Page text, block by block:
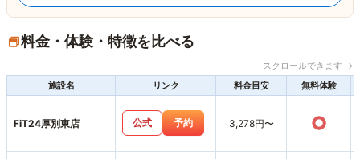
料金・体験・特徴を比べる
スクロールできます →
施設名
リンク 料金目安 無料体験
FiT24厚別東店 公式 予約 3,278円〜 ○